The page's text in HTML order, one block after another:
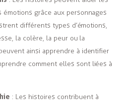
grâce aux personnages
différents types d’émotions,
la colère, la peur ou la
ainsi apprendre à identifier
comment elles sont liées à
: Les histoires contribuent à